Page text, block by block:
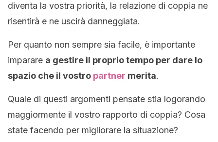
diventa la vostra priorità, la relazione di coppia ne
risentirà e ne uscirà danneggiata.
Per quanto non sempre sia facile, è importante
imparare a gestire il proprio tempo per dare lo
spazio che il vostro partner merita.
Quale di questi argomenti pensate stia logorando
maggiormente il vostro rapporto di coppia? Cosa
state facendo per migliorare la situazione?